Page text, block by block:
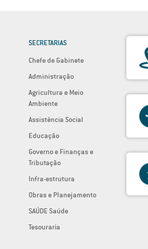
SECRETARIAS
Chefe de Gabinete
Administração
Agricultura e Meio
Ambiente
Assistência Social
Educação
Governo e Finanças e
Tributação
Infra-estrutura
Obras e Planejamento
SAÚDE Saúde
Tesouraria